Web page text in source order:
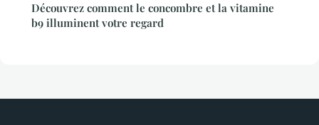
Découvrez comment le concombre et la vitamine
b9 illuminent votre regard